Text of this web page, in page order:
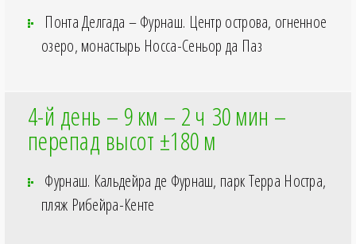
Понта Делгада – Фурнаш. Центр острова, огненное
озеро, монастырь Носса-Сеньор да Паз
4-й день – 9км – 2ч 30мин –
перепад высот ±180м
Фурнаш. Кальдейра де Фурнаш, ­парк Терра Ностра,
пляж Рибейра-Кенте